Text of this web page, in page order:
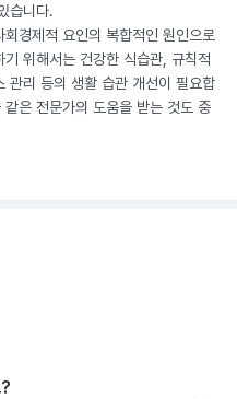
습니다.
경제적 요인의 복합적인 원인으로
위해서는 건강한 식습관, 규칙적
관리 등의 생활 습관 개선이 필요합
은 전문가의 도움을 받는 것도 중